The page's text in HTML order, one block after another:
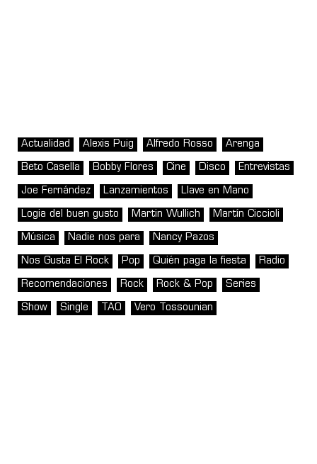
Actualidad Alexis Puig Alfredo Rosso Arenga
Beto Casella Bobby Flores Cine Disco Entrevistas
Joe Fernández Lanzamientos Llave en Mano
Logia del buen gusto Martin Wullich Martín Ciccioli
Música Nadie nos para Nancy Pazos
Nos Gusta El Rock Pop Quién paga la fiesta Radio
Recomendaciones Rock Rock & Pop Series
Show Single TAO Vero Tossounian